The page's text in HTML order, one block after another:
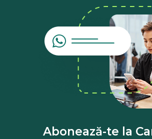
Abonează-te la